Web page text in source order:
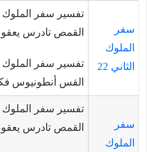
سفر
الملوك
الثاني 22
القمص تادرس
القس أنطونيوس
سفر
الملوك
القمص تادرس